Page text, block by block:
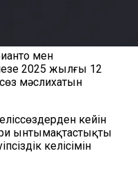
мен
2025 жылғы 12
мәслихатын
кейін
ынтымақтастықты
келісімін